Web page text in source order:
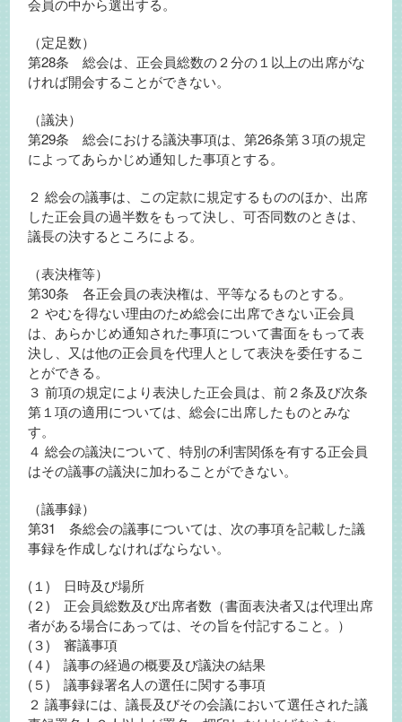
会員の中から選出する。
（定足数）
第28条 総会は、正会員総数の２分の１以上の出席がな
ければ開会することができない。
（議決）
第29条 総会における議決事項は、第26条第３項の規定
によってあらかじめ通知した事項とする。
２ 総会の議事は、この定款に規定するもののほか、出席
した正会員の過半数をもって決し、可否同数のときは、
議長の決するところによる。
（表決権等）
第30条 各正会員の表決権は、平等なるものとする。
２ やむを得ない理由のため総会に出席できない正会員
は、あらかじめ通知された事項について書面をもって表
決し、又は他の正会員を代理人として表決を委任するこ
とができる。
３ 前項の規定により表決した正会員は、前２条及び次条
第１項の適用については、総会に出席したものとみな
す。
４ 総会の議決について、特別の利害関係を有する正会員
はその議事の議決に加わることができない。
（議事録）
第31 条総会の議事については、次の事項を記載した議
事録を作成しなければならない。
(１) 日時及び場所
(２) 正会員総数及び出席者数（書面表決者又は代理出席
者がある場合にあっては、その旨を付記すること。）
(３) 審議事項
(４) 議事の経過の概要及び議決の結果
(５) 議事録署名人の選任に関する事項
２ 議事録には、議長及びその会議において選任された議